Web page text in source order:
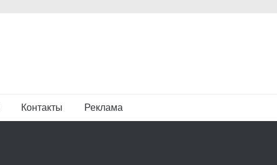
Контакты Реклама